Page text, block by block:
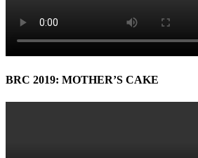
BRC 2019: MOTHER’S CAKE